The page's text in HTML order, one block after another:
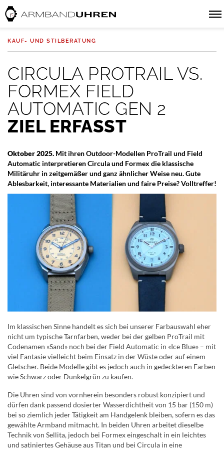
KAUF- UND STILBERATUNG
CIRCULA PROTRAIL VS.
FORMEX FIELD
AUTOMATIC GEN 2
ZIEL ERFASST
Oktober 2025. Mit ihren Outdoor-Modellen ProTrail und Field
Automatic interpretieren Circula und Formex die klassische
Militäruhr in zeitgemäßer und ganz ähnlicher Weise neu. Gute
Ablesbarkeit, interessante Materialien und faire Preise? Volltreffer!
Im klassischen Sinne handelt es sich bei unserer Farbauswahl eher
nicht um typische Tarnfarben, weder bei der gelben ProTrail mit
Codenamen «Sand» noch bei der Field Automatic in «Ice Blue» – mit
viel Fantasie vielleicht beim Einsatz in der Wüste oder auf einem
Gletscher. Beide Modelle gibt es jedoch auch in gedeckteren Farben
wie Schwarz oder Dunkelgrün zu kaufen.
Die Uhren sind von vornherein besonders robust konzipiert und
dürfen dank passend dosierter Wasserdichtheit von 15 bar (150 m)
bei so ziemlich jeder Tätigkeit am Handgelenk bleiben, sofern es das
gewählte Armband mitmacht. In beiden Uhren arbeitet dieselbe
Technik von Sellita, jedoch bei Formex eingeschalt in ein leichtes
und satiniertes Gehäuse aus Titan und bei Circula in eine